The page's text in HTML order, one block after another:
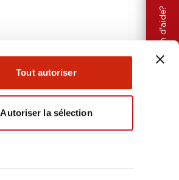
Tout autoriser
Autoriser la sélection
Besoin d'aide?
EMEA